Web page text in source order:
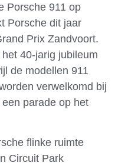
Porsche 911 op
Porsche dit jaar
Prix Zandvoort.
40-jarig jubileum
de modellen 911
verwelkomd bij
parade op het
flinke ruimte
Circuit Park